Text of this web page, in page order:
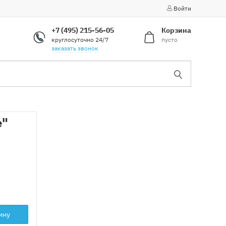
Войти
+7 (495) 215-56-05
круглосуточно 24/7
заказать звонок
Корзина
пусто